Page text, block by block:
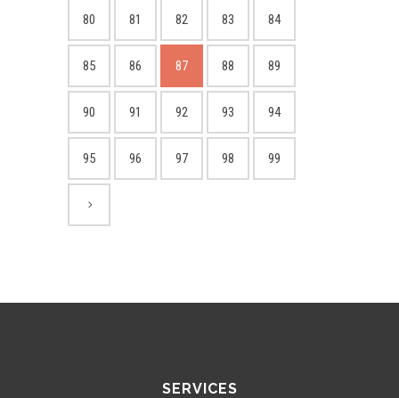
80 81 82 83 84
85 86 87 88 89
90 91 92 93 94
95 96 97 98 99
SERVICES